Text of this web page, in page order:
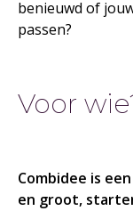
benieuwd of
passen?
Voor
Combidee is
en groot,